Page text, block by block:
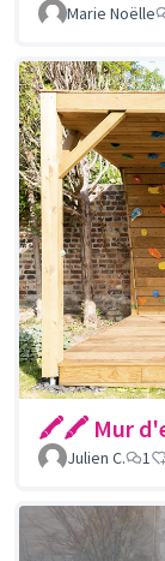
Marie Noëlle
🖍🖍 Mur
Julien C. 1